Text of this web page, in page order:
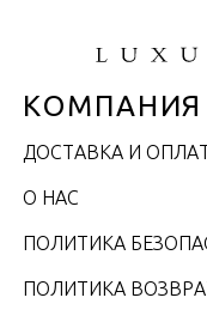
КОМПАНИЯ
ДОСТАВКА И
О НАС
ПОЛИТИКА
ПОЛИТИКА